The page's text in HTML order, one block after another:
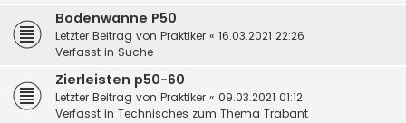
Bodenwanne P50
Letzter Beitrag von Praktiker « 16.03.2021 22:26
Verfasst in Suche
Zierleisten p50-60
Letzter Beitrag von Praktiker « 09.03.2021 01:12
Verfasst in Technisches zum Thema Trabant